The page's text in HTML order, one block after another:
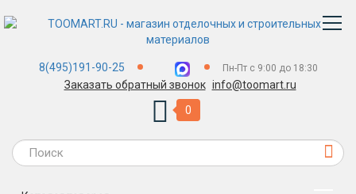
8(495)191-90-25 Пн-Пт с 9:00 до 18:30
Заказать обратный звонок info@toomart.ru
0